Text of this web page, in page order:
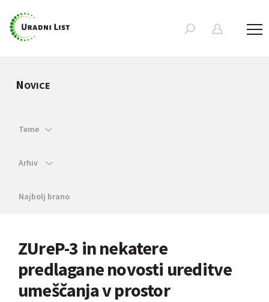
NOVICE
Teme
Arhiv
Najbolj brano
ZUreP-3 in nekatere
predlagane novosti ureditve
umeščanja v prostor